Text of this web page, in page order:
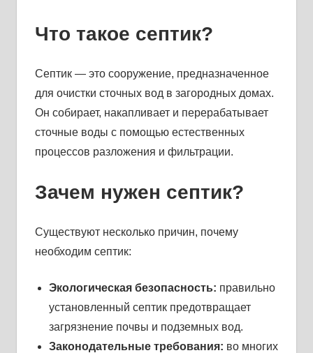
Что такое септик?
Септик — это сооружение, предназначенное
для очистки сточных вод в загородных домах.
Он собирает, накапливает и перерабатывает
сточные воды с помощью естественных
процессов разложения и фильтрации.
Зачем нужен септик?
Существуют несколько причин, почему
необходим септик:
Экологическая безопасность: правильно
установленный септик предотвращает
загрязнение почвы и подземных вод.
Законодательные требования: во многих